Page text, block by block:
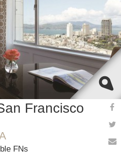
Do you own this website?
Francisco
FNs